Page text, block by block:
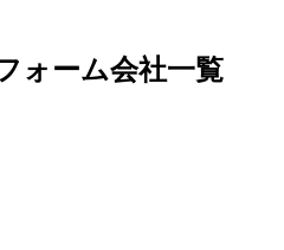
ォーム会社一覧